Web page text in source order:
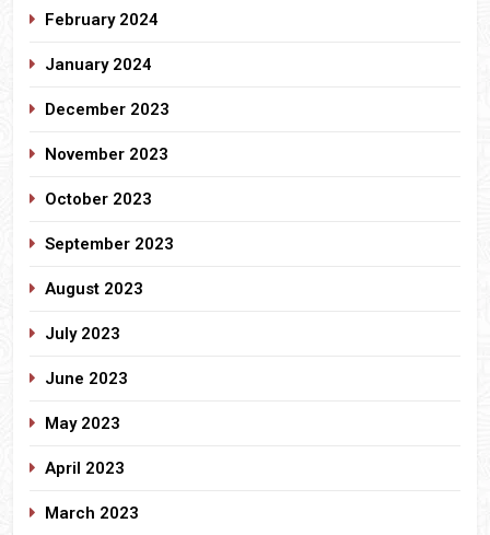
February 2024
January 2024
December 2023
November 2023
October 2023
September 2023
August 2023
July 2023
June 2023
May 2023
April 2023
March 2023